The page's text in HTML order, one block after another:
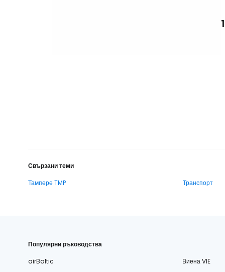
Свързани теми
Тампере TMP
Транспорт
Популярни ръководства
airBaltic
Виена VIE